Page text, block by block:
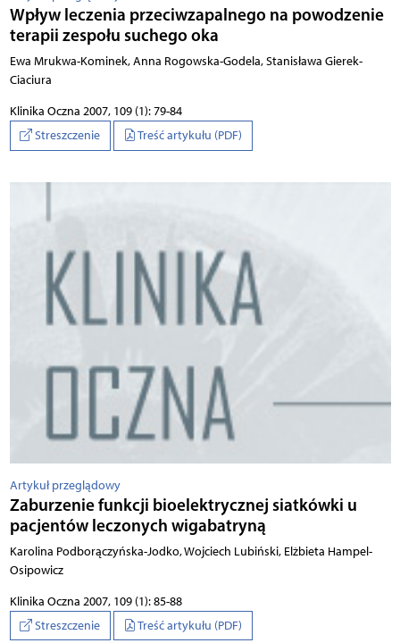
Wpływ leczenia przeciwzapalnego na powodzenie
terapii zespołu suchego oka
Ewa Mrukwa-Kominek, Anna Rogowska-Godela, Stanisława Gierek-
Ciaciura
Klinika Oczna 2007, 109 (1): 79-84
Streszczenie
Treść artykułu (PDF)
Artykuł przeglądowy
Zaburzenie funkcji bioelektrycznej siatkówki u
pacjentów leczonych wigabatryną
Karolina Podborączyńska-Jodko, Wojciech Lubiński, Elżbieta Hampel-
Osipowicz
Klinika Oczna 2007, 109 (1): 85-88
Streszczenie
Treść artykułu (PDF)